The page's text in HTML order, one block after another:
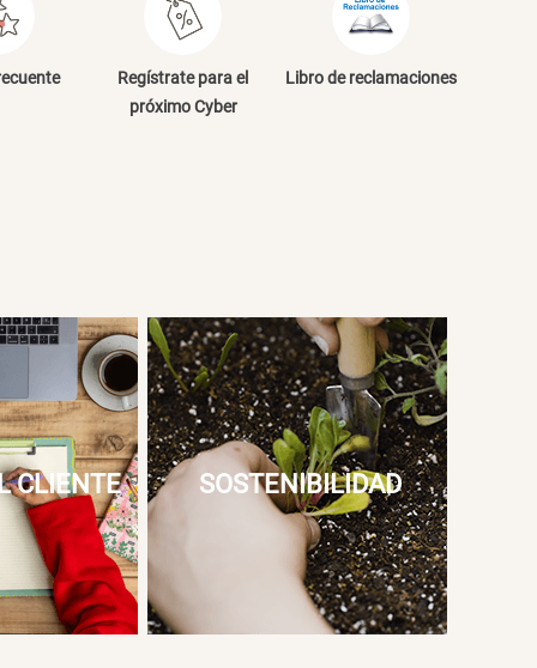
Regístrate para el
próximo Cyber
Libro de reclamaciones
CLIENTE SOSTENIBILIDAD